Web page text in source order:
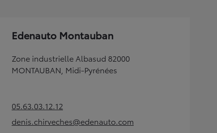
Edenauto Montauban
Zone industrielle Albasud 82000
MONTAUBAN, Midi-Pyrénées
05.63.03.12.12(Opens in new tab)
denis.chirveches@edenauto.com
(Opens in new tab)